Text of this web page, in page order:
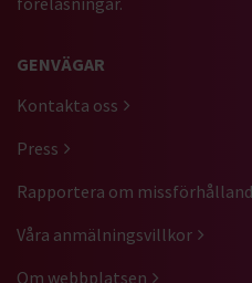
GENVÄGAR
Kontakta oss
Press
Rapportera om
Våra anmälningsvillkor
Om webbplatsen